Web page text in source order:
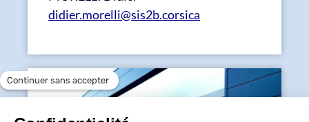
didier.morelli@sis2b.corsica